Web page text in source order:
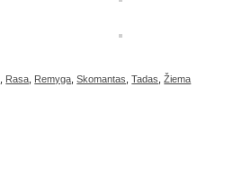
Rasa Remyga ,Skomantas ,Tadas ,Žiema